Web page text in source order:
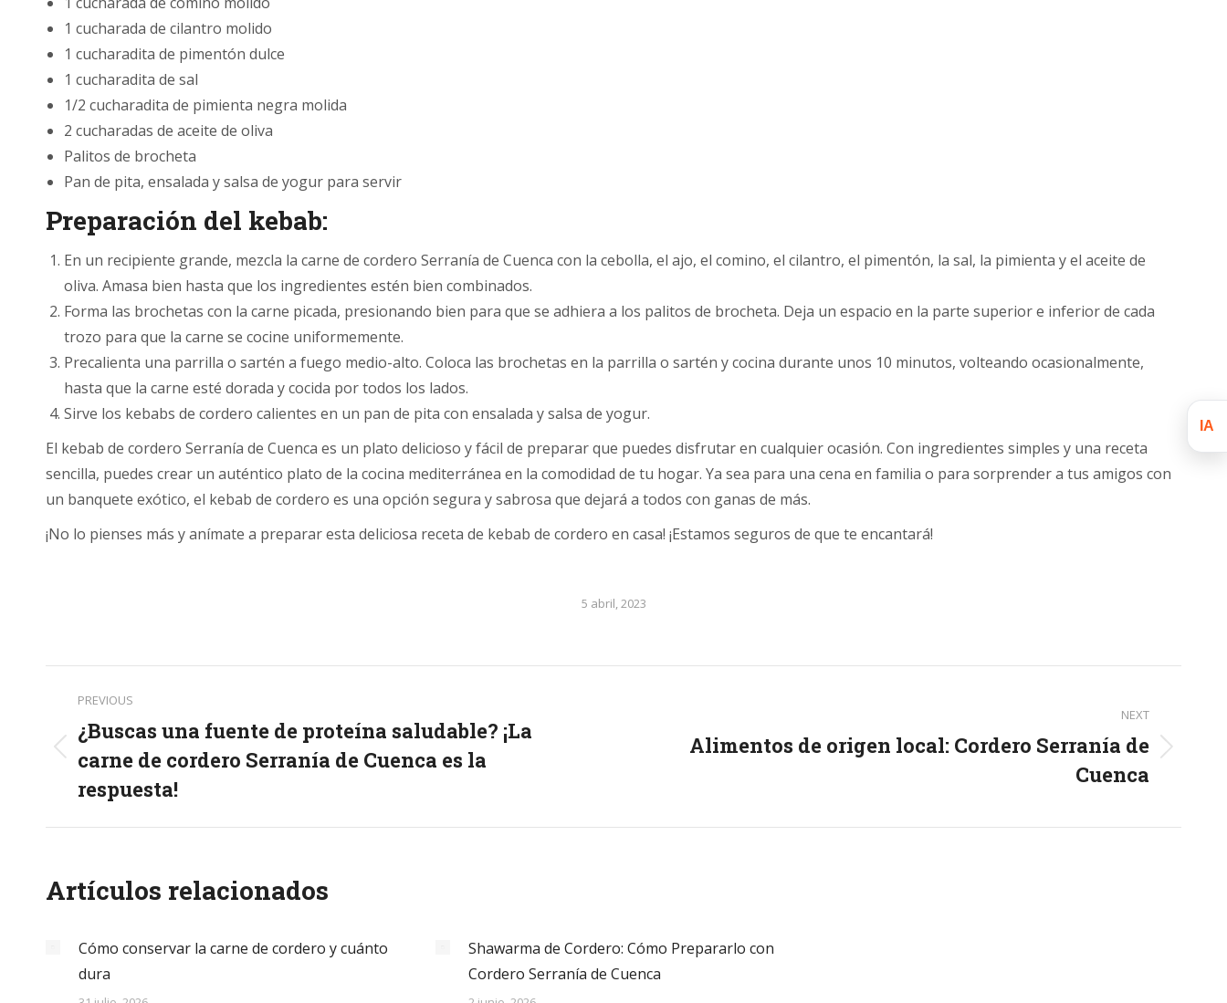
1 cucharada de cilantro molido
1 cucharadita de pimentón dulce
1 cucharadita de sal
1/2 cucharadita de pimienta negra molida
2 cucharadas de aceite de oliva
Palitos de brocheta
Pan de pita, ensalada y salsa de yogur para servir
Preparación del kebab:
En un recipiente grande, mezcla la carne de cordero Serranía de Cuenca con la cebolla, el ajo, el comino, el cilantro, el pimentón, la sal, la pimienta y el aceite de
oliva. Amasa bien hasta que los ingredientes estén bien combinados.
Forma las brochetas con la carne picada, presionando bien para que se adhiera a los palitos de brocheta. Deja un espacio en la parte superior e inferior de cada
trozo para que la carne se cocine uniformemente.
Precalienta una parrilla o sartén a fuego medio-alto. Coloca las brochetas en la parrilla o sartén y cocina durante unos 10 minutos, volteando ocasionalmente,
hasta que la carne esté dorada y cocida por todos los lados.
Sirve los kebabs de cordero calientes en un pan de pita con ensalada y salsa de yogur.
El kebab de cordero Serranía de Cuenca es un plato delicioso y fácil de preparar que puedes disfrutar en cualquier ocasión. Con ingredientes simples y una receta
sencilla, puedes crear un auténtico plato de la cocina mediterránea en la comodidad de tu hogar. Ya sea para una cena en familia o para sorprender a tus amigos con
un banquete exótico, el kebab de cordero es una opción segura y sabrosa que dejará a todos con ganas de más.
¡No lo pienses más y anímate a preparar esta deliciosa receta de kebab de cordero en casa! ¡Estamos seguros de que te encantará!
5 abril, 2023
Post
navigation
PREVIOUS
Previous
post:
¿Buscas una fuente de proteína saludable? ¡La
carne de cordero Serranía de Cuenca es la
respuesta!
NEXT
Alimentos de origen local: Cordero Serranía de
Cuenca
Artículos relacionados
Cómo conservar la carne de cordero y cuánto
dura
Shawarma de Cordero: Cómo Prepararlo con
Cordero Serranía de Cuenca
IA